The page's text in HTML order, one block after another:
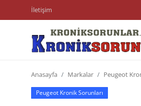
İletişim
Anasayfa Markalar Peugeot
Peugeot Kronik Sorunları